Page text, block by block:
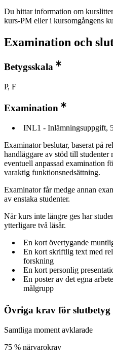
Du hittar information om
kurs-PM eller i kursomgångens
Examination och
Betygsskala
P, F
Examination
INL1 - Inlämningsuppgift,
Examinator beslutar, baserat på
handläggare av stöd till
eventuell anpassad examination
varaktig funktionsnedsättning.
Examinator får medge annan
av enstaka studenter.
När kurs inte längre ges har
ytterligare två läsår.
En kort övertygande
En kort skriftlig text med
forskning
En kort personlig
En poster av det egna
målgrupp
Övriga krav för slutbetyg
Samtliga moment avklarade
75 % närvarokrav